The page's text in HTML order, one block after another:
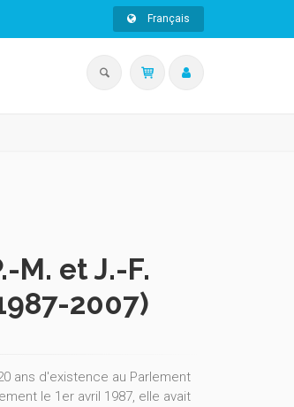
Français
M. et J.-F.
2007)
ans d'existence au Parlement
le 1er avril 1987, elle avait